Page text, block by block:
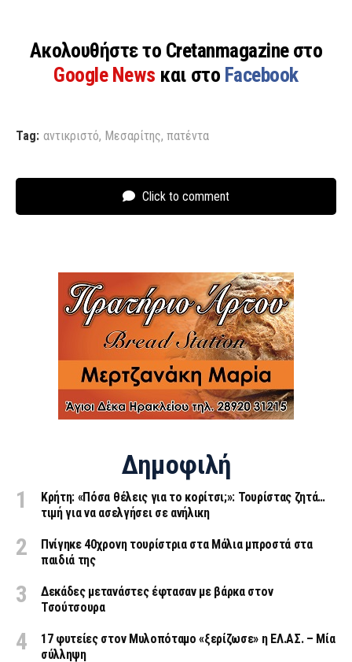
Ακολουθήστε το Cretanmagazine στο
Google News και στο Facebook
Tag: αντικριστό, Μεσαρίτης, πατέντα
Click to comment
Δημοφιλή
Κρήτη: «Πόσα θέλεις για το κορίτσι;»: Τουρίστας ζητά…
τιμή για να ασελγήσει σε ανήλικη
Πνίγηκε 40χρονη τουρίστρια στα Μάλια μπροστά στα
παιδιά της
Δεκάδες μετανάστες έφτασαν με βάρκα στον
Τσούτσουρα
17 φυτείες στον Μυλοπόταμο «ξερίζωσε» η ΕΛ.ΑΣ. – Μία
σύλληψη